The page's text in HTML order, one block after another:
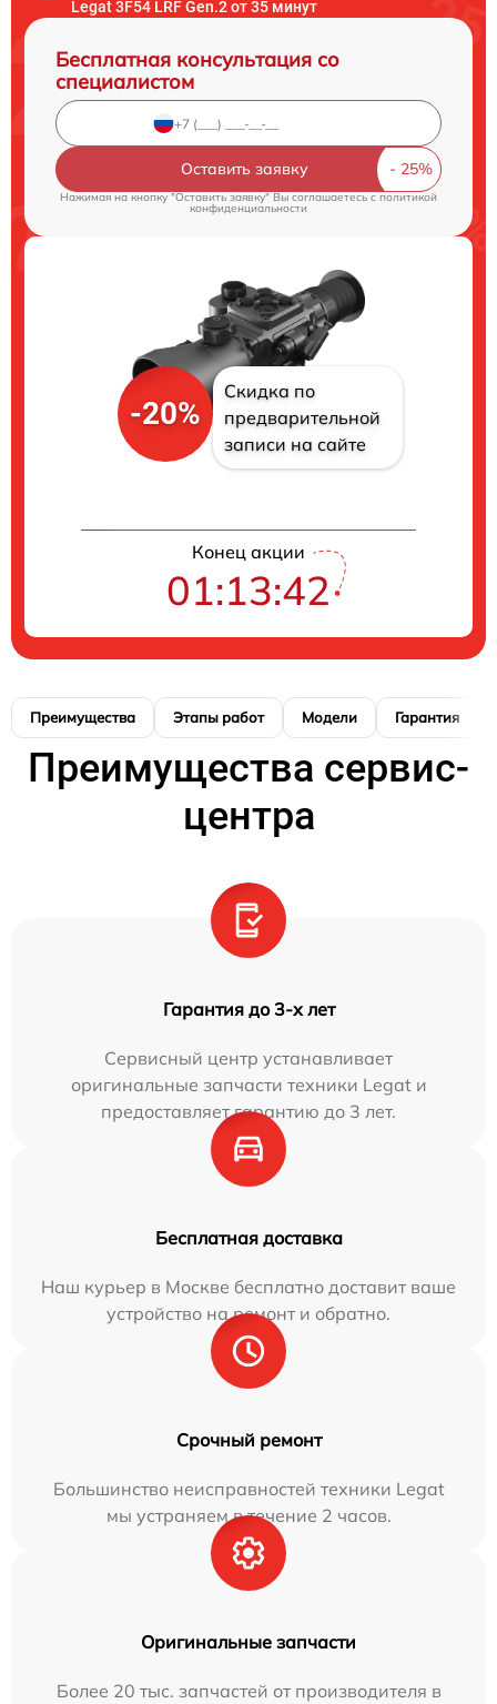
Legat 3F54 LRF Gen.2 от 35 минут
Бесплатная консультация со
специалистом
Оставить заявку
Нажимая на кнопку "Оставить заявку" Вы соглашаетесь c политикой
конфиденциальности
-20%
Скидка по
предварительной
записи на сайте
Конец акции
01:13:41
Преимущества Этапы работ Модели Гарантия
Преимущества сервис-
центра
Гарантия до 3-х лет
Сервисный центр устанавливает
оригинальные запчасти техники Legat и
предоставляет гарантию до 3 лет.
Бесплатная доставка
Наш курьер в Москве бесплатно доставит ваше
устройство на ремонт и обратно.
Срочный ремонт
Большинство неисправностей техники Legat
мы устраняем в течение 2 часов.
Оригинальные запчасти
Более 20 тыс. запчастей от производителя в